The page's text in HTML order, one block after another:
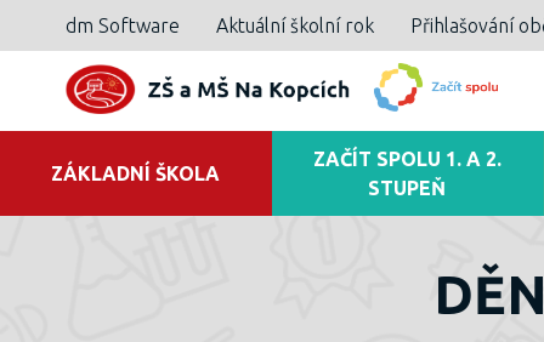
dm Software Aktuální školní rok Přihlašování
ZÁKLADNÍ ŠKOLA
ZAČÍT SPOLU 1. A 2.
STUPEŇ